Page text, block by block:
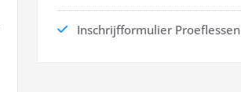
Inschrijfformulier Proeflessen